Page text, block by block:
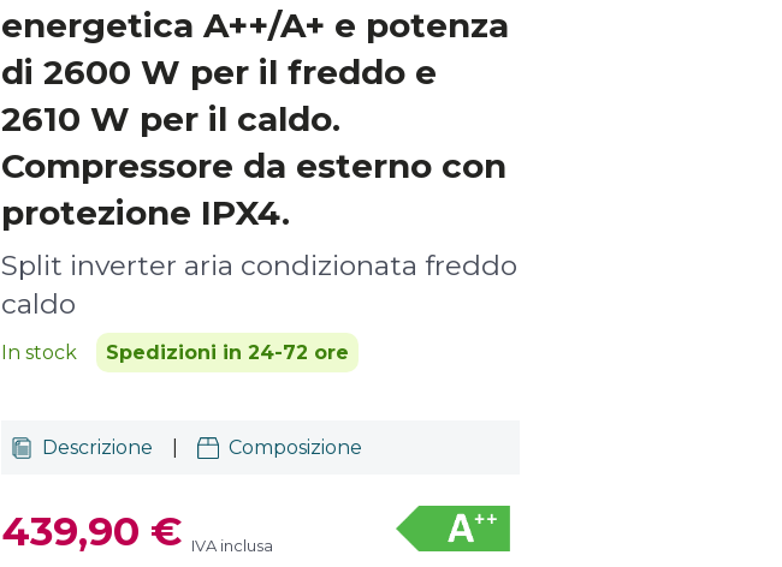
energetica A++/A+ e potenza
di 2600 W per il freddo e
2610 W per il caldo.
Compressore da esterno con
protezione IPX4.
Split inverter aria condizionata freddo
caldo
In stock Spedizioni in 24-72 ore
Descrizione Composizione
439,90 € IVA inclusa